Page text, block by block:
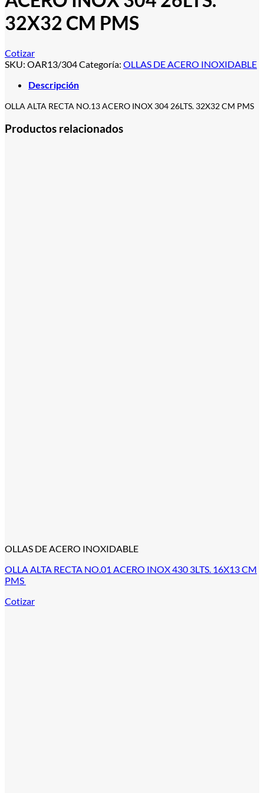
32X32 CM PMS
Cotizar
SKU: OAR13/304Categoría: OLLAS DE ACERO INOXIDABLE
Descripción
OLLA ALTA RECTA NO.13 ACERO INOX 304 26LTS. 32X32 CM PMS
Productos relacionados
OLLAS DE ACERO INOXIDABLE
OLLA ALTA RECTA NO.01 ACERO INOX 430 3LTS. 16X13 CM
PMS
Cotizar